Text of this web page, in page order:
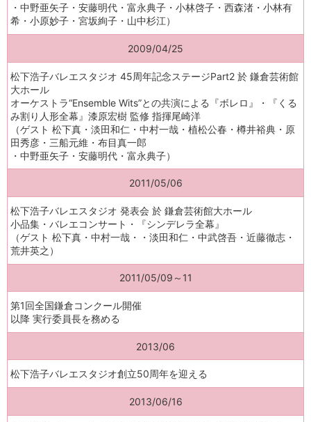
・中野亜矢子・安藤明代・富永典子・小林啓子・西森渚・小林有
希・小原妙子・宮坂絢子・山中杉江）
2009/04/25
松下浩子バレエスタジオ 45周年記念ステージPart2 於 鎌倉芸術館
大ホール
オーケストラ“Ensemble Wits”との共演による『ボレロ』・『くる
み割り人形全幕』漆原宏樹 監修 指揮尾崎洋
（ゲスト 松下真・淡田和仁・中村一哉・植松公春・樽井裕典・原
田秀彦・三船元維・布目真一郎
・中野亜矢子・安藤明代・富永典子）
2011/05/06
松下浩子バレエスタジオ 発表会 於 鎌倉芸術館大ホール
小品集・バレエコンサート・『シンデレラ全幕』
（ゲスト 松下真・中村一哉・・淡田和仁・中武啓吾・近藤徹志・
荒井英之）
2011/05/09～11
第1回全国鎌倉コンクール開催
以降 実行委員長を務める
2013/06
松下浩子バレエスタジオ創立50周年を迎える
2013/06/16